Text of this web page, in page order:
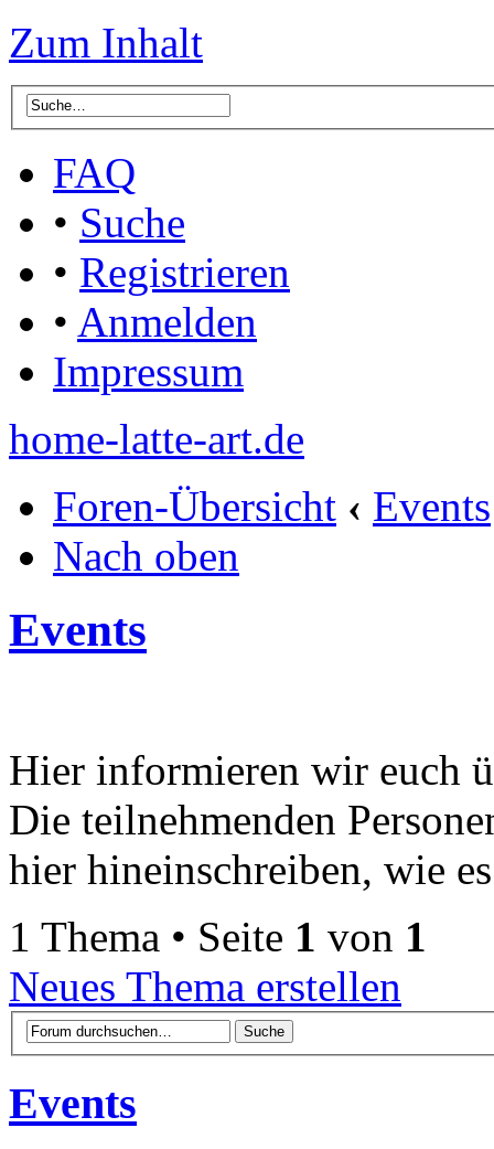
Zum Inhalt
FAQ
• Suche
• Registrieren
• Anmelden
Impressum
home-latte-art.de
Foren-Übersicht ‹ Events
Nach oben
Events
Hier informieren wir euch
Die teilnehmenden
hier hineinschreiben, wie
1 Thema • Seite 1 von 1
Neues Thema erstellen
Events